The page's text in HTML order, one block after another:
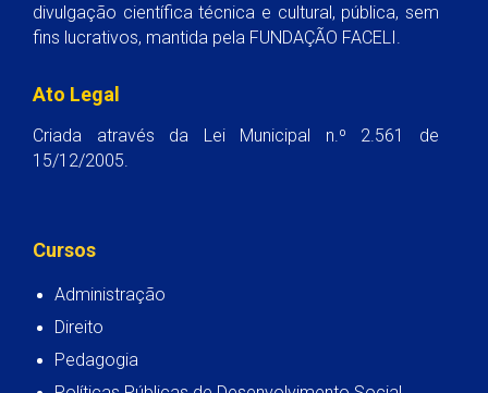
divulgação científica técnica e cultural, pública, sem
fins lucrativos, mantida pela FUNDAÇÃO FACELI.
Ato Legal
Criada através da Lei Municipal n.º 2.561 de
15/12/2005.
Cursos
Administração
Direito
Pedagogia